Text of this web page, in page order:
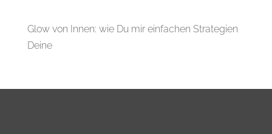
Glow von Innen: wie Du mir einfachen Strategien
Deine